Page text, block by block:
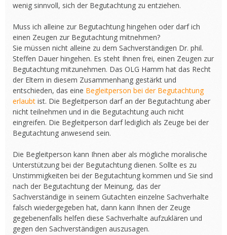
wenig sinnvoll, sich der Begutachtung zu entziehen.
Muss ich alleine zur Begutachtung hingehen oder darf ich
einen Zeugen zur Begutachtung mitnehmen?
Sie müssen nicht alleine zu dem Sachverständigen Dr. phil.
Steffen Dauer hingehen. Es steht Ihnen frei, einen Zeugen zur
Begutachtung mitzunehmen. Das OLG Hamm hat das Recht
der Eltern in diesem Zusammenhang gestärkt und
entschieden, das eine Begleitperson bei der Begutachtung
erlaubt ist. Die Begleitperson darf an der Begutachtung aber
nicht teilnehmen und in die Begutachtung auch nicht
eingreifen. Die Begleitperson darf lediglich als Zeuge bei der
Begutachtung anwesend sein.
Die Begleitperson kann Ihnen aber als mögliche moralische
Unterstützung bei der Begutachtung dienen. Sollte es zu
Unstimmigkeiten bei der Begutachtung kommen und Sie sind
nach der Begutachtung der Meinung, das der
Sachverständige in seinem Gutachten einzelne Sachverhalte
falsch wiedergegeben hat, dann kann Ihnen der Zeuge
gegebenenfalls helfen diese Sachverhalte aufzuklären und
gegen den Sachverständigen auszusagen.